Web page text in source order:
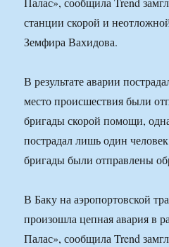
станции скорой и
Земфира Вахидова.
В результате аварии
место происшествия были
бригады скорой помощи,
пострадал лишь один
бригады были отправлены
В Баку на аэропортовской
произошла цепная авария в
Палас», сообщила Trend